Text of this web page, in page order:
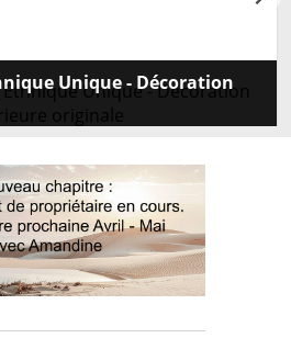
Unique - Décoration
unique et qualité
maintenant pour une